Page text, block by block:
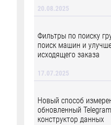
20.08.2025
Фильтры по поиску
поиск машин и
исходящего заказа
17.07.2025
Новый способ
обновленный
конструктор данных